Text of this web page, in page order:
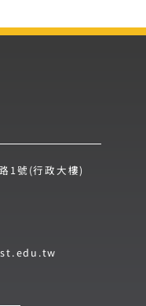
1號(行政大樓)